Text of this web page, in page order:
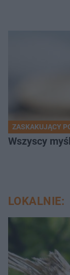
ZASKAKUJĄCY
Wszyscy
LOKALNIE: